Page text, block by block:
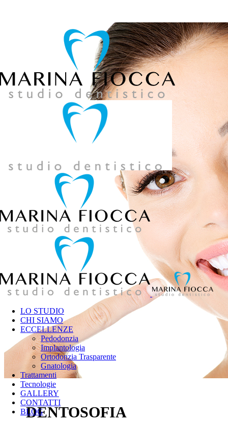
LO STUDIO
CHI SIAMO
ECCELLENZE
Pedodonzia
Implantologia
Ortodonzia Trasparente
Gnatologia
Trattamenti
Tecnologie
GALLERY
CONTATTI
BLOG
DENTOSOFIA